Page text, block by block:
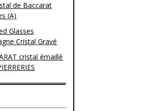
de Baccarat
(A)
Glasses
Cristal Gravé
cristal émaillé